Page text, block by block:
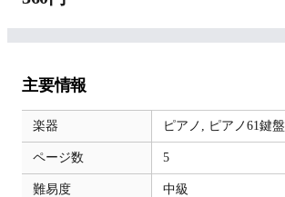
主要情報
楽器 ピアノ, ピアノ61鍵盤
ページ数 5
難易度 中級